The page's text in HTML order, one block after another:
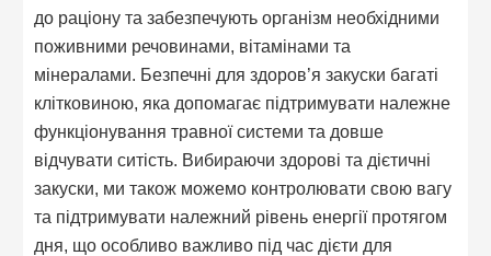
до раціону та забезпечують організм необхідними
поживними речовинами, вітамінами та
мінералами. Безпечні для здоров’я закуски багаті
клітковиною, яка допомагає підтримувати належне
функціонування травної системи та довше
відчувати ситість. Вибираючи здорові та дієтичні
закуски, ми також можемо контролювати свою вагу
та підтримувати належний рівень енергії протягом
дня, що особливо важливо під час дієти для